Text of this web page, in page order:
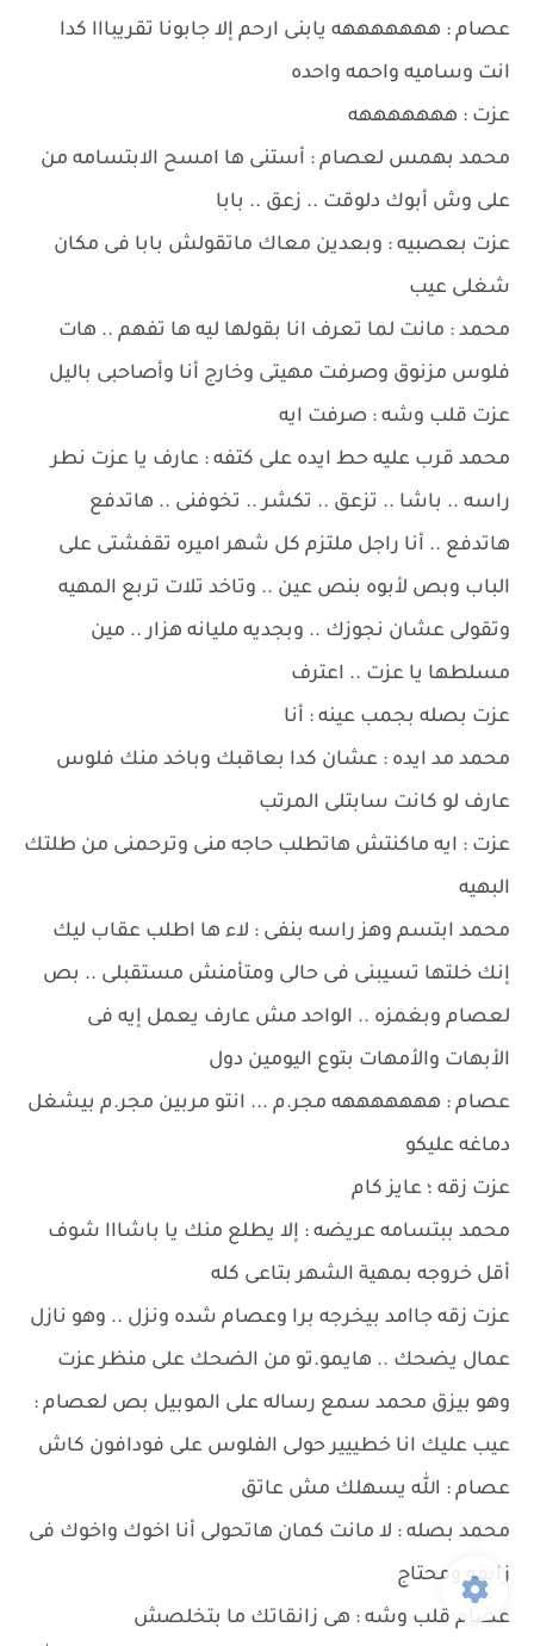
عصام : هههههههه يابنى ارحم إلا جابونا تقريبااا كدا
انت وساميه واحمه واحده
عزت : هههههههه
محمد بهمس لعصام : أستنى ها امسح الابتسامه من
على وش أبوك دلوقت .. زعق .. بابا
عزت بعصبيه : وبعدين معاك ماتقولش بابا فى مكان
شغلى عيب
محمد : مانت لما تعرف انا بقولها ليه ها تفهم .. هات
فلوس مزنوق وصرفت مهيتى وخارج أنا وأصاحبى باليل
عزت قلب وشه : صرفت ايه
محمد قرب عليه حط ايده على كتفه : عارف يا عزت نطر
راسه .. باشا .. تزعق .. تكشر .. تخوفنى .. هاتدفع
هاتدفع .. أنا راجل ملتزم كل شهر اميره تقفشتى على
الباب وبص لأبوه بنص عين .. وتاخد تلات تربع المهيه
وتقولى عشان نجوزك .. وبجديه مليانه هزار .. مين
مسلطها يا عزت .. اعترف
عزت بصله بجمب عينه : أنا
محمد مد ايده : عشان كدا بعاقبك وباخد منك فلوس
عارف لو كانت سابتلى المرتب
عزت : ايه ماكنتش هاتطلب حاجه منى وترحمنى من طلتك
البهيه
محمد ابتسم وهز راسه بنفى : لاء ها اطلب عقاب ليك
إنك خلتها تسيبنى فى حالى ومتأمنش مستقبلى .. بص
لعصام وبغمزه .. الواحد مش عارف يعمل إيه فى
الأبهات والأمهات بتوع اليومين دول
عصام : هههههههه مجر.م ... انتو مربين مجر.م بيشغل
دماغه عليكو
عزت زقه ؛ عايز كام
محمد ببتسامه عريضه : إلا يطلع منك يا باشااا شوف
أقل خروجه بمهية الشهر بتاعى كله
عزت زقه جاامد بيخرجه برا وعصام شده ونزل .. وهو نازل
عمال يضحك .. هايمو.تو من الضحك على منظر عزت
وهو بيزق محمد سمع رساله على الموبيل بص لعصام :
عيب عليك انا خطييير حولى الفلوس على فودافون كاش
عصام : الله يسهلك مش عاتق
محمد بصله : لا مانت كمان هاتحولى أنا اخوك واخوك فى
زانقه ومحتاج
عصام قلب وشه : هى زانقاتك ما بتخلصش